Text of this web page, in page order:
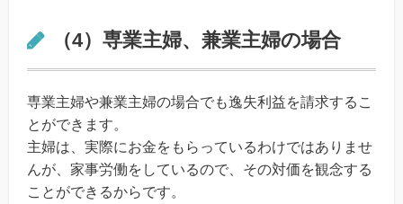
（4）専業主婦、兼業主婦の場合
専業主婦や兼業主婦の場合でも逸失利益を請求するこ
とができます。
主婦は、実際にお金をもらっているわけではありませ
んが、家事労働をしているので、その対価を観念する
ことができるからです。